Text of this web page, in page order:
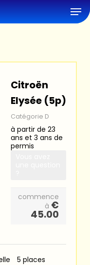
Citroën
Elysée (5p)
Catégorie D
à partir de 23
ans et 3 ans de
permis
commence
à €
45.00
5 places